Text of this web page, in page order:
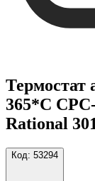
Термостат
365*C
Rational
Код: 53294